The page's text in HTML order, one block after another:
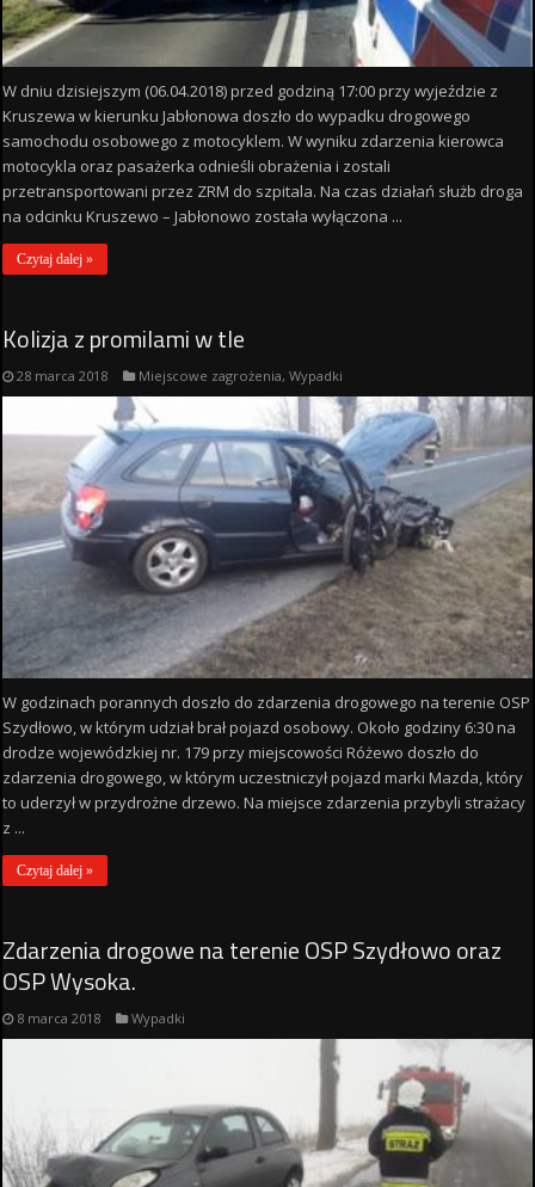
W dniu dzisiejszym (06.04.2018) przed godziną 17:00 przy wyjeździe z
Kruszewa w kierunku Jabłonowa doszło do wypadku drogowego
samochodu osobowego z motocyklem. W wyniku zdarzenia kierowca
motocykla oraz pasażerka odnieśli obrażenia i zostali
przetransportowani przez ZRM do szpitala. Na czas działań służb droga
na odcinku Kruszewo – Jabłonowo została wyłączona ...
Czytaj dalej »
Kolizja z promilami w tle
28 marca 2018 Miejscowe zagrożenia,Wypadki
W godzinach porannych doszło do zdarzenia drogowego na terenie OSP
Szydłowo, w którym udział brał pojazd osobowy. Około godziny 6:30 na
drodze wojewódzkiej nr. 179 przy miejscowości Różewo doszło do
zdarzenia drogowego, w którym uczestniczył pojazd marki Mazda, który
to uderzył w przydrożne drzewo. Na miejsce zdarzenia przybyli strażacy
z ...
Czytaj dalej »
Zdarzenia drogowe na terenie OSP Szydłowo oraz
OSP Wysoka.
8 marca 2018 Wypadki